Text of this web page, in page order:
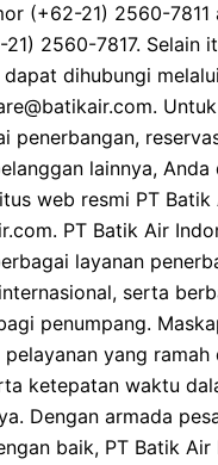
(+62-21) 2560-7811
2560-7817. Selain
dihubungi
penerbangan,
lainnya, Anda
web resmi PT Batik
PT Batik Air
layanan
serta
penumpang.
yang ramah
ketepatan waktu
Dengan armada
baik, PT Batik Air